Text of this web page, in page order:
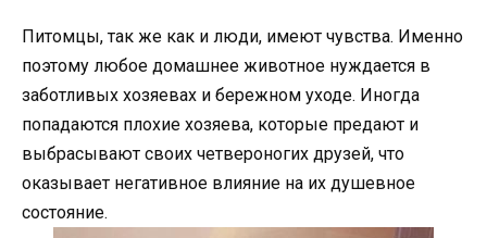
Питомцы, так же как и люди, имеют чувства. Именно
поэтому любое домашнее животное нуждается в
заботливых хозяевах и бережном уходе. Иногда
попадаются плохие хозяева, которые предают и
выбрасывают своих четвероногих друзей, что
оказывает негативное влияние на их душевное
состояние.